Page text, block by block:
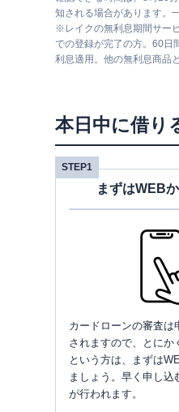
知される場合があります。
※ レイクの無利息期間サー
での登録が完了の方。60日
利息適用。他の無利息商品
本日中に借り
STEP1
まずはWEB
カードローンの審査は
されますので、とにか
という方は、まずは
ましょう。早く申し込
が行われます。